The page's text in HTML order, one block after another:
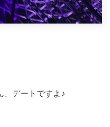
、デートですよ♪